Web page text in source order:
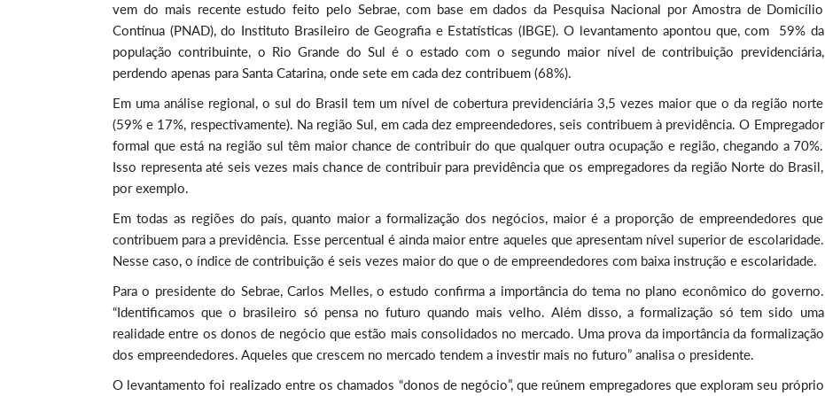
vem do mais recente estudo feito pelo Sebrae, com base em dados da Pesquisa Nacional por Amostra de Domicílio
Contínua (PNAD), do Instituto Brasileiro de Geografia e Estatísticas (IBGE). O levantamento apontou que, com 59% da
população contribuinte, o Rio Grande do Sul é o estado com o segundo maior nível de contribuição previdenciária,
perdendo apenas para Santa Catarina, onde sete em cada dez contribuem (68%).
Em uma análise regional, o sul do Brasil tem um nível de cobertura previdenciária 3,5 vezes maior que o da região norte
(59% e 17%, respectivamente). Na região Sul, em cada dez empreendedores, seis contribuem à previdência. O Empregador
formal que está na região sul têm maior chance de contribuir do que qualquer outra ocupação e região, chegando a 70%.
Isso representa até seis vezes mais chance de contribuir para previdência que os empregadores da região Norte do Brasil,
por exemplo.
Em todas as regiões do país, quanto maior a formalização dos negócios, maior é a proporção de empreendedores que
contribuem para a previdência. Esse percentual é ainda maior entre aqueles que apresentam nível superior de escolaridade.
Nesse caso, o índice de contribuição é seis vezes maior do que o de empreendedores com baixa instrução e escolaridade.
Para o presidente do Sebrae, Carlos Melles, o estudo confirma a importância do tema no plano econômico do governo.
“Identificamos que o brasileiro só pensa no futuro quando mais velho. Além disso, a formalização só tem sido uma
realidade entre os donos de negócio que estão mais consolidados no mercado. Uma prova da importância da formalização
dos empreendedores. Aqueles que crescem no mercado tendem a investir mais no futuro” analisa o presidente.
O levantamento foi realizado entre os chamados “donos de negócio”, que reúnem empregadores que exploram seu próprio